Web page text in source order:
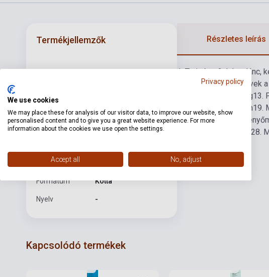
Termékjellemzők
Oldalszám
Kötés Puhakötés
Kiadási év
Formátum Kotta
Nyelv -
Részletes leírás
1. Tari réten2. Lánc, lánc,
szombat8. Ha kimegyek
Lefeküdtem csak alig13.
veszprémi állomáson19.
Elvesztettem
28.
Kapcsolódó termékek
Privacy policy
We use cookies
We may place these for analysis of our visitor data, to improve our website, show
personalised content and to give you a great website experience. For more
information about the cookies we use open the settings.
Accept all No, adjust